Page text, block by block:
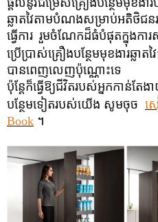
ឆ្លាតវៃតាមបំណងសម្រាប់អតិថិជ
ធ្វើការ រួមចំណែកដ៏ធំបំផុតក្នុងការ
ប្រើប្រាស់គ្រឿងបន្ថែមមុខងារឆ្លាត
បានពេញលេញប៉ុណ្ណោះទេ
ប៉ុន្តែក៏ធ្វើឱ្យជីវិតរបស់អ្នកកាន់ត
បន្ថែម​ទៀត​របស់​យើង សូម​ចុច ស
Book ។